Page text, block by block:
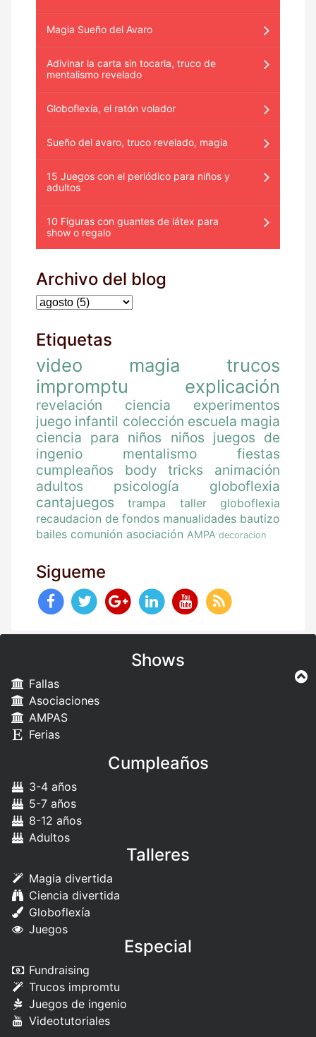
Magia Sueño del Avaro
Adivinar la carta sin tocarla, truco de
mentalismo revelado
Globoflexía, el ratón volador
Sueño del avaro, truco revelado, magia
15 Juegos con el periódico para niños y
adultos
10 Figuras con guantes de látex para
show o regalo
Archivo del blog
Etiquetas
video magia
trucos
impromptu
explicación
revelación ciencia
experimentos
juego infantil colección escuela magia
ciencia para niños
niños juegos de
ingenio
mentalismo
fiestas
cumpleaños
body tricks
animación
adultos
psicología
globoflexia
cantajuegos
trampa
taller globoflexia
recaudacion de fondos manualidades bautizo
bailes comunión asociación AMPA decoracion
Sigueme
Shows
Fallas
Asociaciones
AMPAS
Ferias
Cumpleaños
3-4 años
5-7 años
8-12 años
Adultos
Talleres
Magia divertida
Ciencia divertida
Globoflexía
Juegos
Especial
Fundraising
Trucos impromtu
Juegos de ingenio
Videotutoriales